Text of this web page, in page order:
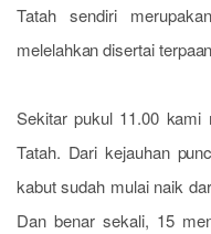
Tatah sendiri
melelahkan disertai
Sekitar pukul 11.00 kami
Tatah. Dari kejauhan
kabut sudah mulai naik
Dan benar sekali, 15